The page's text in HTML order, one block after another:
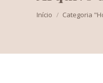
Você está aqui:
Início Categoria